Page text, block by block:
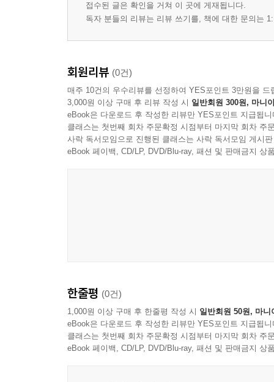
접수된 글은 확인을 거쳐 이 곳에 게재됩니다.
독자 분들의 리뷰는 리뷰 쓰기를, 책에 대한 문의는
회원리뷰 (0건)
매주 10건의 우수리뷰를 선정하여 YES포인트 3만원을 드
3,000원 이상 구매 후 리뷰 작성 시 일반회원 300원, 마니
eBook은 다운로드 후 작성한 리뷰만 YES포인트 지급됩니
클래스는 첫번째 회차 주문확정 시점부터 마지막 회차 주
사락 독서모임으로 진행된 클래스는 사락 독서모임 게시
eBook 페이백, CD/LP, DVD/Blu-ray, 패션 및 판매금지 상
한줄평 (0건)
1,000원 이상 구매 후 한줄평 작성 시 일반회원 50원, 마니
eBook은 다운로드 후 작성한 리뷰만 YES포인트 지급됩니
클래스는 첫번째 회차 주문확정 시점부터 마지막 회차 주
eBook 페이백, CD/LP, DVD/Blu-ray, 패션 및 판매금지 상